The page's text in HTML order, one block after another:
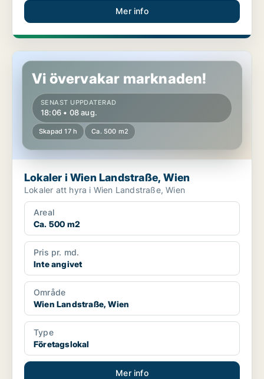
Mer info
Lokaler i Wien Landstraße, Wien
Vi övervakar marknaden!
SENAST UPPDATERAD
18:06 • 08 aug.
Skapad 17 h Ca. 500 m2
Lokaler i Wien Landstraße, Wien
Lokaler att hyra i Wien Landstraße, Wien
Areal
Ca. 500 m2
Pris pr. md.
Inte angivet
Område
Wien Landstraße, Wien
Type
Företagslokal
Mer info